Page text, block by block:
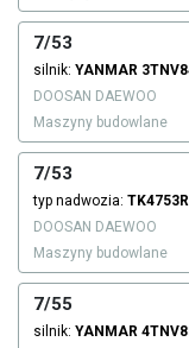
7/53
silnik: YANMAR
DOOSAN DAEWOO
Maszyny budowlane
7/53
typ nadwozia:
DOOSAN DAEWOO
Maszyny budowlane
7/55
silnik: YANMAR